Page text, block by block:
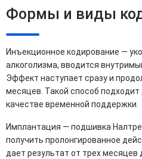
Формы и виды
Инъекционное кодирование —
алкоголизма, вводится
Эффект наступает сразу и
месяцев. Такой способ подходит
качестве временной поддержки.
Имплантация — подшивка
получить пролонгированное
дает результат от трех месяцев